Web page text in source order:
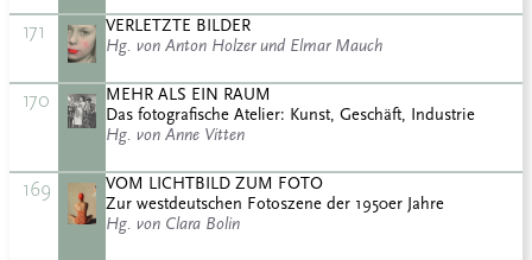
171
VERLETZTE BILDER
Hg. von Anton Holzer und Elmar Mauch
170
MEHR ALS EIN RAUM
Das fotografische Atelier: Kunst, Geschäft, Industrie
Hg. von Anne Vitten
169
VOM LICHTBILD ZUM FOTO
Zur westdeutschen Fotoszene der 1950er Jahre
Hg. von Clara Bolin